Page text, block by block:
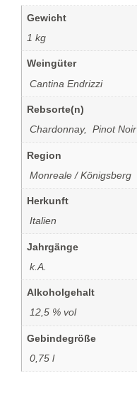
Gewicht
1 kg
Weingüter
‏‏‎ ‎Cantina Endrizzi
Rebsorte(n)
‏‏‎ ‎Chardonnay, ‏‏‎ ‎Pinot Noir
Region
‏‏‎ ‎Monreale / Königsberg
Herkunft
‏‏‎ ‎Italien
Jahrgänge
‏‏‎ ‎k.A.
Alkoholgehalt
‏‏‎ ‎12,5 % vol
Gebindegröße
‏‏‎ ‎0,75 l